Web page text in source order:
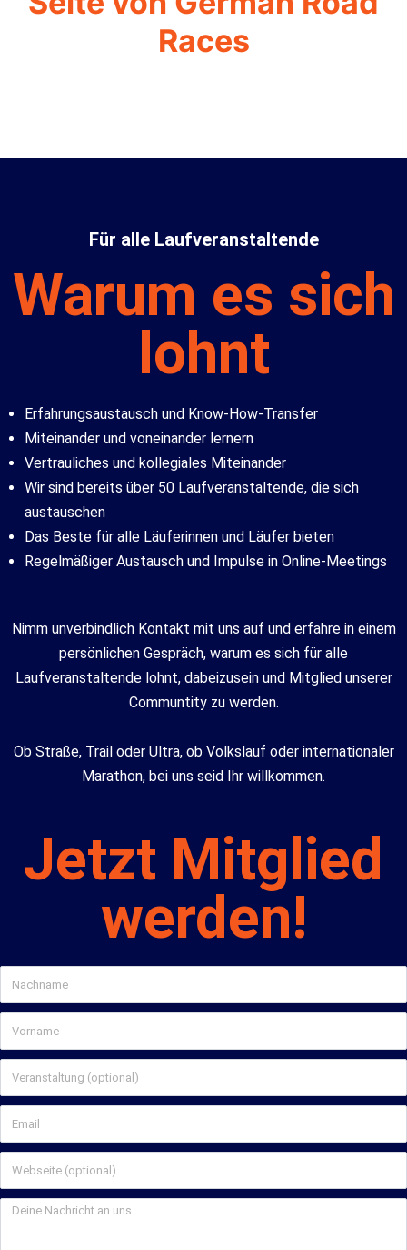
Races
Für alle Laufveranstaltende
Warum es sich
lohnt
Erfahrungsaustausch und Know-How-Transfer
Miteinander und voneinander lernern
Vertrauliches und kollegiales Miteinander
Wir sind bereits über 50 Laufveranstaltende, die sich
austauschen
Das Beste für alle Läuferinnen und Läufer bieten
Regelmäßiger Austausch und Impulse in Online-Meetings
Nimm unverbindlich Kontakt mit uns auf und erfahre in einem
persönlichen Gespräch, warum es sich für alle
Laufveranstaltende lohnt, dabeizusein und Mitglied unserer
Communtity zu werden.
Ob Straße, Trail oder Ultra, ob Volkslauf oder internationaler
Marathon, bei uns seid Ihr willkommen.
Jetzt Mitglied
werden!